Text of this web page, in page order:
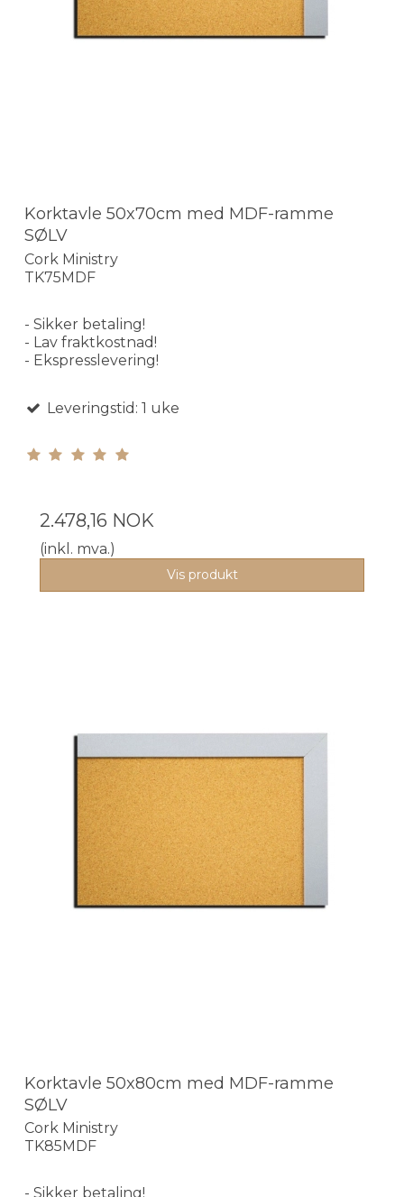
Korktavle 50x70cm med MDF-ramme
SØLV
Cork Ministry
TK75MDF
- Sikker betaling!
- Lav fraktkostnad!
- Ekspresslevering!
Leveringstid: 1 uke
2.478,16 NOK
(inkl. mva.)
Vis produkt
Korktavle 50x80cm med MDF-ramme
SØLV
Cork Ministry
TK85MDF
- Sikker betaling!